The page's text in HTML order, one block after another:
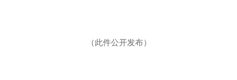
（此件公开发布）